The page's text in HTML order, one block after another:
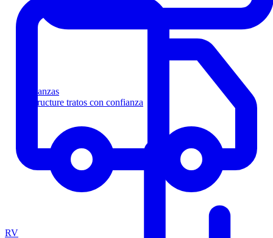
Finanzas
Estructure tratos con confianza
RV